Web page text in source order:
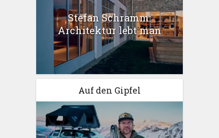
Stefan Schramm:
Architektur lebt man
Auf den Gipfel